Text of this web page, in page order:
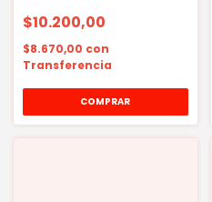
$10.200,00
$8.670,00 con
Transferencia